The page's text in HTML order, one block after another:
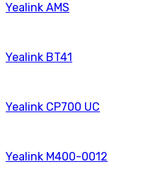
Yealink AMS
Yealink BT41
Yealink CP700 UC
Yealink M400-0012